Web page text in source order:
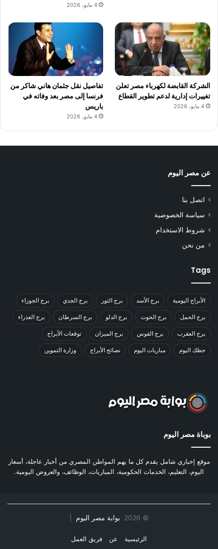
4 مايو، 2026
الشركة القابضة لكهرباء مصر تعلن
تغييرات إدارية لدعم تطوير القطاع
4 مايو، 2026
تفاصيل نقل جثمان هاني شاكر من
فرنسا إلى مصر بعد وفاته في
باريس
4 مايو، 2026
عن مصر اليوم
اتصل بنا
سياسة الخصوصية
شروط الاستخدام
من نحن
Tags
الأبراج اليومية برج الأسد برج الثور برج الجدي برج الجوزاء
برج الحمل برج الحوت برج الدلو برج السرطان برج العذراء
برج العقرب برج القوس برج الميزان توقعات الأبراج
حظك اليوم مباريات اليوم نصائح الأبراج وزارة التموين
بوباة مصر اليوم
موقع إخباري شامل يقدم كل ما يهم المواطن المصري من أخبار عاجلة، أسعار
اليوم، التعليم، الخدمات الحكومية، المباريات، الوظائف، والعروض اليومية.
©
2026 بوابة مصر اليوم
الرئيسية عن فريق العمل